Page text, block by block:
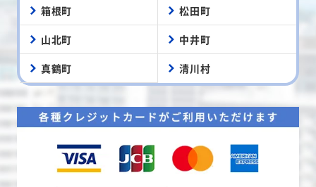
箱根町 松田町
山北町 中井町
真鶴町 清川村